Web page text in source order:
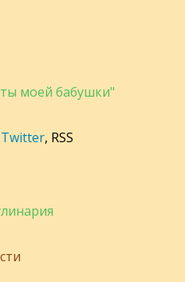
моей бабушки"
Twitter, RSS